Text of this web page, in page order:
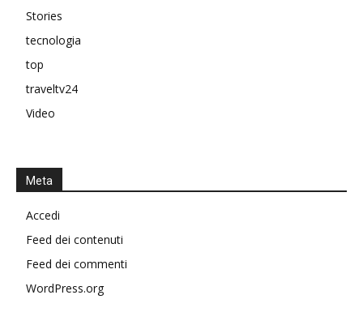
Stories
tecnologia
top
traveltv24
Video
Meta
Accedi
Feed dei contenuti
Feed dei commenti
WordPress.org